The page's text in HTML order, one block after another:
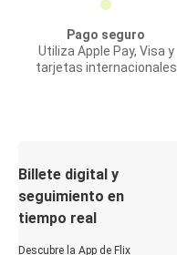
Pago seguro
Utiliza Apple Pay, Visa y
tarjetas internacionales
Billete digital y
seguimiento en
tiempo real
Descubre la App de Flix